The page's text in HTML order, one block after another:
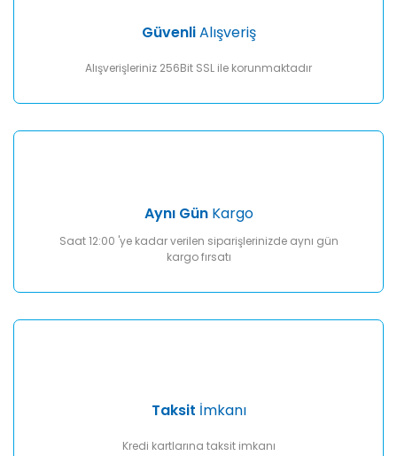
Ürün fiyatı diğer sitelerden daha pahalı.
GüvenliAlışveriş
Alışverişleriniz 256Bit SSL ile korunmaktadır
Aynı GünKargo
Saat 12:00 'ye kadar verilen siparişlerinizde aynı gün
kargo fırsatı
Taksit İmkanı
Kredi kartlarına taksit imkanı